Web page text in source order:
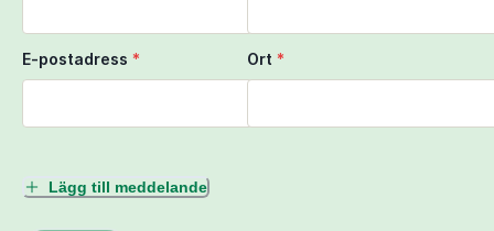
E-postadress * Ort *
Lägg till meddelande